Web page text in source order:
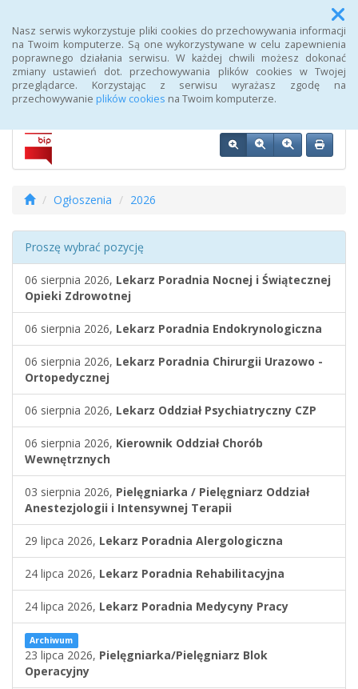
Nasz serwis wykorzystuje pliki cookies do przechowywania informacji
na Twoim komputerze. Są one wykorzystywane w celu zapewnienia
poprawnego działania serwisu. W każdej chwili możesz dokonać
zmiany ustawień dot. przechowywania plików cookies w Twojej
przeglądarce. Korzystając z serwisu wyrażasz zgodę na
przechowywanie plików cookies na Twoim komputerze.
Menu
Biuletyn Informacji Publicznej 107 Szpitala Wojskowego z
Przychodnią SPZOZ w Wałczu
Ogłoszenia 2026
Proszę wybrać pozycję
06 sierpnia 2026, Lekarz Poradnia Nocnej i Świątecznej
Opieki Zdrowotnej
06 sierpnia 2026, Lekarz Poradnia Endokrynologiczna
06 sierpnia 2026, Lekarz Poradnia Chirurgii Urazowo -
Ortopedycznej
06 sierpnia 2026, Lekarz Oddział Psychiatryczny CZP
06 sierpnia 2026, Kierownik Oddział Chorób
Wewnętrznych
03 sierpnia 2026, Pielęgniarka / Pielęgniarz Oddział
Anestezjologii i Intensywnej Terapii
29 lipca 2026, Lekarz Poradnia Alergologiczna
24 lipca 2026, Lekarz Poradnia Rehabilitacyjna
24 lipca 2026, Lekarz Poradnia Medycyny Pracy
Archiwum
23 lipca 2026, Pielęgniarka/Pielęgniarz Blok
Operacyjny